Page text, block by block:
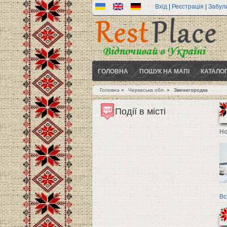
Вхід | Реєстрація|
ГОЛОВНА ПОШУК НА МАПІ
Ви є тут
Головна» Черкаська обл. » Звенигородка
Події в місті